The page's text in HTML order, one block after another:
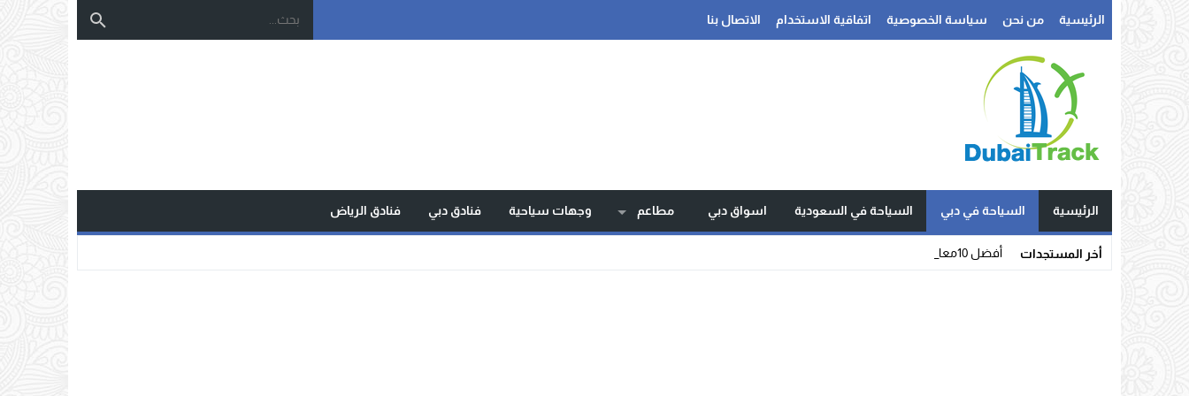
الرئيسية من نحن سياسة الخصوصية اتفاقية الاستخدام الاتصال بنا
الرئيسية السياحة في دبي السياحة في السعودية اسواق دبي مطاعم وجهات سياحية فنادق دبي فنادق الرياض
أخر المستجدات أفضل 10معالم تاريخية في جده _